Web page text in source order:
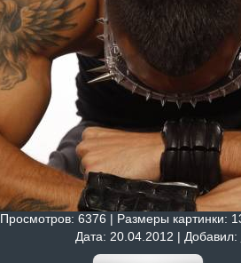
Просмотров: 6376 | Размеры картинки:
Дата: 20.04.2012 | Добавил: